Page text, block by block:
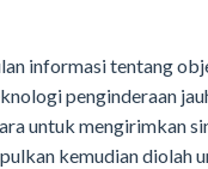
informasi tentang
penginderaan
untuk mengirimkan
kemudian diolah